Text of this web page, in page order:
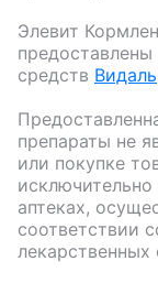
Элевит
средств Видаль
препараты не
или покупке
аптеках,
соответствии
лекарственных